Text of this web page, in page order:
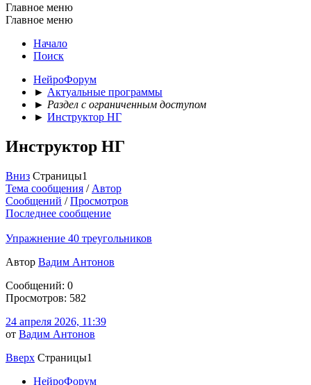
Главное меню
Главное меню
Начало
Поиск
НейроФорум
► Актуальные программы
► Раздел с ограниченным доступом
► Инструктор НГ
Инструктор НГ
Вниз Страницы1
Тема сообщения / Автор
Сообщений /Просмотров
Последнее сообщение
Упражнение 40 треугольников
Автор Вадим Антонов
Сообщений: 0
Просмотров: 582
24 апреля 2026, 11:39
от Вадим Антонов
Вверх Страницы1
НейроФорум